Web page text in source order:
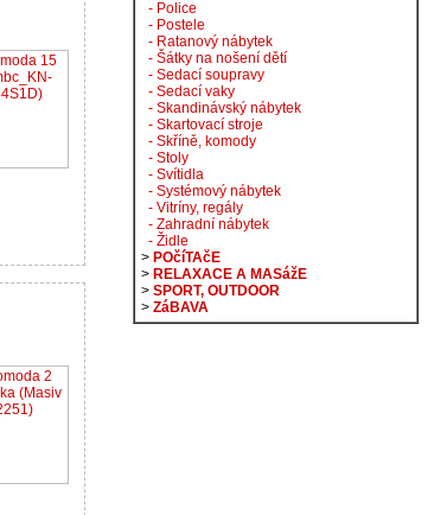
- Police
- Postele
- Ratanový nábytek
- Šátky na nošení dětí
- Sedací soupravy
- Sedací vaky
- Skandinávský nábytek
- Skartovací stroje
- Skříně, komody
- Stoly
- Svítidla
- Systémový nábytek
- Vitríny, regály
- Zahradní nábytek
- Židle
> POčíTAčE
> RELAXACE A MASážE
> SPORT, OUTDOOR
> ZáBAVA